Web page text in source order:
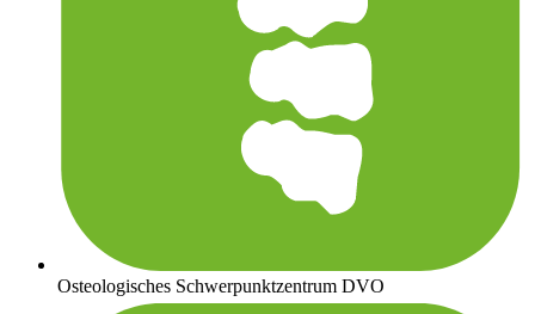
Osteologisches Schwerpunktzentrum DVO